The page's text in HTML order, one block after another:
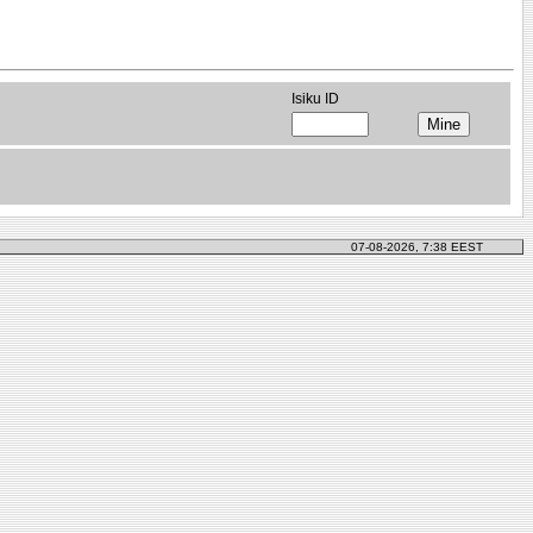
Isiku ID
07-08-2026, 7:38 EEST